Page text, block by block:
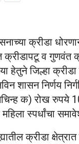
क्रीडा
व गुणवंत
हेतुने जिल्हा
शासन निर्णय
क) रोख रुपये
स्पर्धांचा
क्रीडा